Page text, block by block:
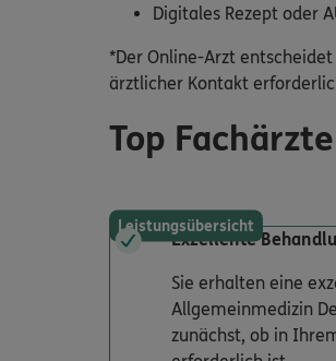
Digitales Rezept oder
*Der Online-Arzt
ärztlicher Kontakt
Top Fachärzte
Leistungsübersicht
Exzellente
Sie erhalten eine
Allgemeinmedizin
zunächst, ob in